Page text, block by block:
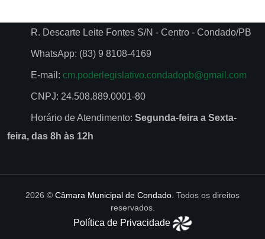
R. Descarte Leite Fontes S/N - Centro - Condado/PB
WhatsApp: (83) 9 8108-4169
E-mail: cm.poderlegislativo.condadopb@gmail.com
CNPJ: 24.508.889.0001-80
Horário de Atendimento: Segunda-feira a Sexta-
feira, das 8h às 12h
2026 © Câmara Municipal de Condado. Todos os direitos
reservados.
Política de Privacidade